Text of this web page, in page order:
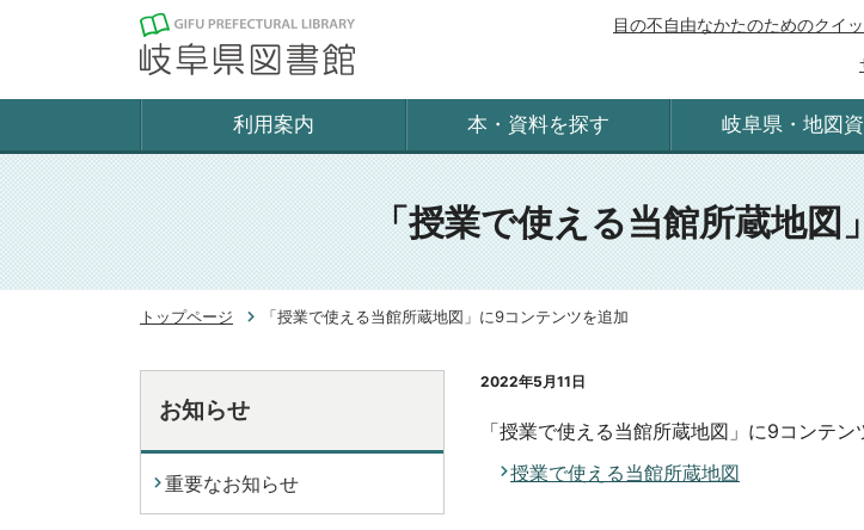
目の不自由なかたのためのクイ
利用案内 本・資料を探す 岐阜県・地図
「授業で使える当館所蔵地
トップページ 「授業で使える当館所蔵地図」に9コンテンツを追加
2022年5月11日
「授業で使える当館所蔵地図」に9コンテン
授業で使える当館所蔵地図
お知らせ
重要なお知らせ